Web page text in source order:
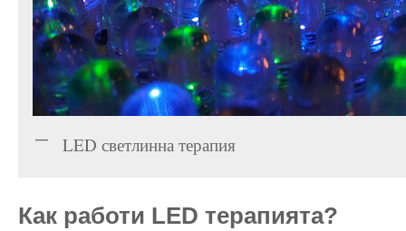
LED светлинна терапия
Как работи LED терапията?